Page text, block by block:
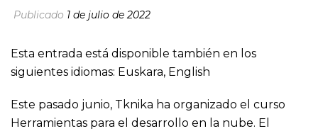
Publicado 1 de julio de 2022
Esta entrada está disponible también en los
siguientes idiomas: Euskara, English
Este pasado junio, Tknika ha organizado el curso
Herramientas para el desarrollo en la nube. El